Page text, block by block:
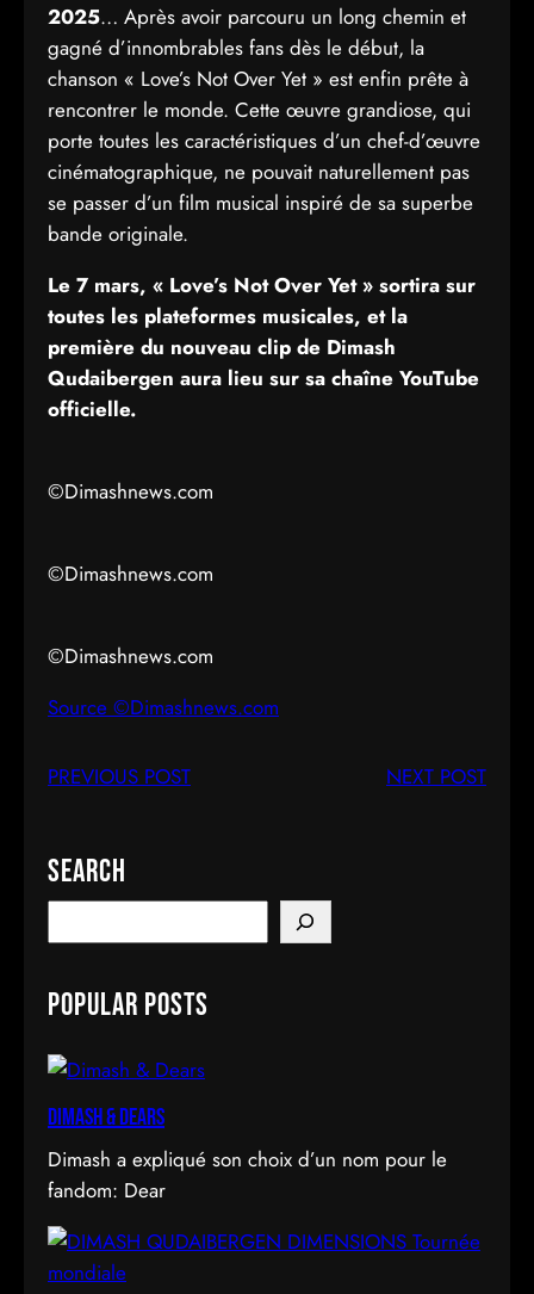
2025… Après avoir parcouru un long chemin et
gagné d’innombrables fans dès le début, la
chanson « Love’s Not Over Yet » est enfin prête à
rencontrer le monde. Cette œuvre grandiose, qui
porte toutes les caractéristiques d’un chef-d’œuvre
cinématographique, ne pouvait naturellement pas
se passer d’un film musical inspiré de sa superbe
bande originale.
Le 7 mars, « Love’s Not Over Yet » sortira sur
toutes les plateformes musicales, et la
première du nouveau clip de Dimash
Qudaibergen aura lieu sur sa chaîne YouTube
officielle.
©Dimashnews.com
©Dimashnews.com
©Dimashnews.com
Source ©Dimashnews.com
PREVIOUS POST NEXT POST
Search
e
r
h
Popular Posts
Dimash & Dears
Dimash a expliqué son choix d’un nom pour le
fandom: Dear